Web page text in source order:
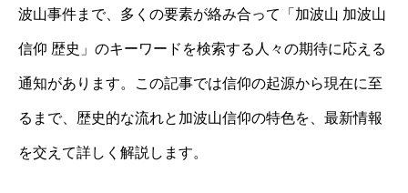
波山事件まで、多くの要素が絡み合って「加波山 加波山
信仰 歴史」のキーワードを検索する人々の期待に応える
通知があります。この記事では信仰の起源から現在に至
るまで、歴史的な流れと加波山信仰の特色を、最新情報
を交えて詳しく解説します。